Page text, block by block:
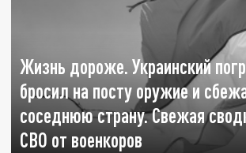
Жизнь дороже. Украинский
бросил на посту оружие и
соседнюю страну. Свежая
СВО от военкоров